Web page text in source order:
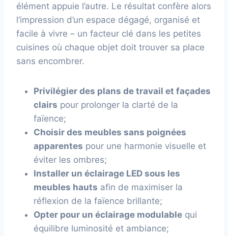
élément appuie l’autre. Le résultat confère alors
l’impression d’un espace dégagé, organisé et
facile à vivre – un facteur clé dans les petites
cuisines où chaque objet doit trouver sa place
sans encombrer.
Privilégier des plans de travail et façades
clairs pour prolonger la clarté de la
faïence;
Choisir des meubles sans poignées
apparentes pour une harmonie visuelle et
éviter les ombres;
Installer un éclairage LED sous les
meubles hauts afin de maximiser la
réflexion de la faïence brillante;
Opter pour un éclairage modulable qui
équilibre luminosité et ambiance;